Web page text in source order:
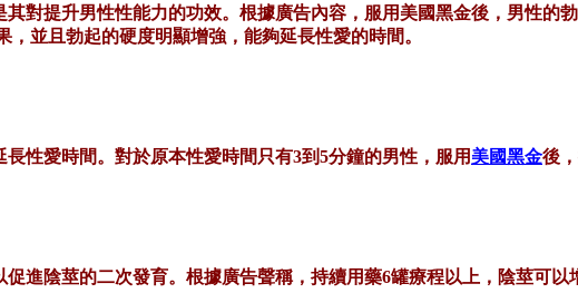
其對提升男性性能力的功效。根據廣告內容，服用美國黑金後，男性的
並且勃起的硬度明顯增強，能夠延長性愛的時間。
性愛時間。對於原本性愛時間只有3到5分鐘的男性，服用 美國黑金後
促進陰莖的二次發育。根據廣告聲稱，持續用藥6罐療程以上，陰莖可以